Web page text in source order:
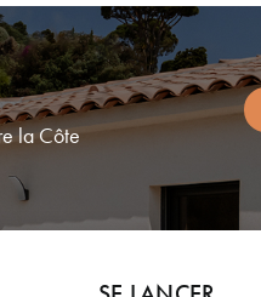
la Côte